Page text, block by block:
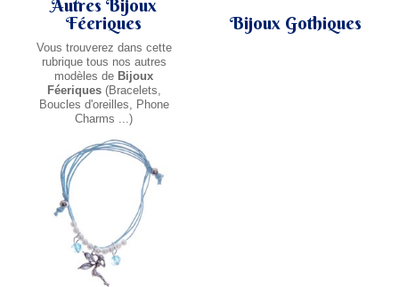
Autres Bijoux
Féeriques
Vous trouverez dans cette
rubrique tous nos autres
modèles de Bijoux
Féeriques (Bracelets,
Boucles d'oreilles, Phone
Charms ...)
Bijoux Gothiques